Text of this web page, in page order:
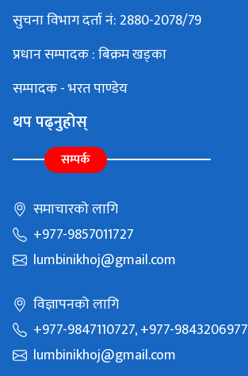
सुचना विभाग दर्ता नं: 2880-2078/79
प्रधान सम्पादक : बिक्रम खड्का
सम्पादक - भरत पाण्डेय
थप पढ्नुहोस्
सम्पर्क
समाचारको लागि
+977-9857011727
lumbinikhoj@gmail.com
विज्ञापनको लागि
+977-9847110727, +977-9843206977
lumbinikhoj@gmail.com